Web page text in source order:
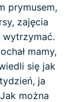
prymusem,
zajęcia
mamy,
się jak
ja
można